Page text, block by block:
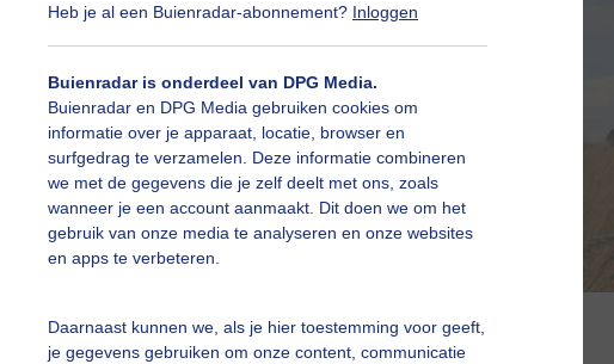
Heb je al een Buienradar-abonnement? Inloggen
Buienradar is onderdeel van DPG Media.
Buienradar en DPG Media gebruiken cookies om
informatie over je apparaat, locatie, browser en
surfgedrag te verzamelen. Deze informatie combineren
we met de gegevens die je zelf deelt met ons, zoals
wanneer je een account aanmaakt. Dit doen we om het
gebruik van onze media te analyseren en onze websites
en apps te verbeteren.
Daarnaast kunnen we, als je hier toestemming voor geeft,
je gegevens gebruiken om onze content, communicatie
ben Saanen Gemaakt: 10-06-2026, 42x bekeken
Klikhierom dit aan te passen